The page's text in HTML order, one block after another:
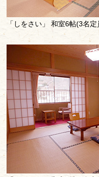
「しをさい」 和室6帖(3名定